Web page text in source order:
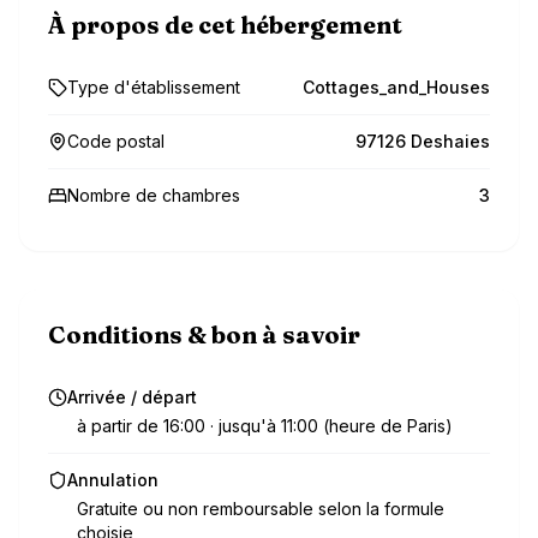
À propos de cet hébergement
Type d'établissement Cottages_and_Houses
Code postal 97126 Deshaies
Nombre de chambres 3
Conditions & bon à savoir
Arrivée / départ
à partir de 16:00 · jusqu'à 11:00 (heure de Paris)
Annulation
Gratuite ou non remboursable selon la formule
choisie